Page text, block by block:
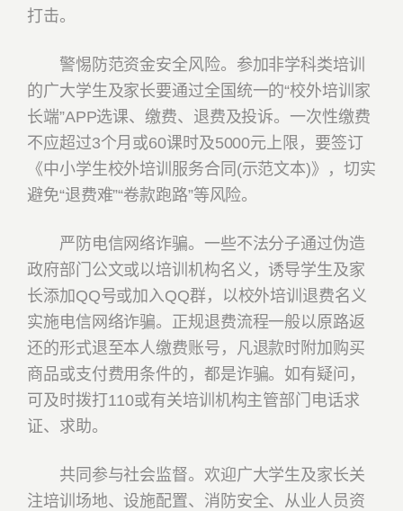
打击。
警惕防范资金安全风险。参加非学科类培训
的广大学生及家长要通过全国统一的“校外培训家
长端”APP选课、缴费、退费及投诉。一次性缴费
不应超过3个月或60课时及5000元上限，要签订
《中小学生校外培训服务合同(示范文本)》，切实
避免“退费难”“卷款跑路”等风险。
严防电信网络诈骗。一些不法分子通过伪造
政府部门公文或以培训机构名义，诱导学生及家
长添加QQ号或加入QQ群，以校外培训退费名义
实施电信网络诈骗。正规退费流程一般以原路返
还的形式退至本人缴费账号，凡退款时附加购买
商品或支付费用条件的，都是诈骗。如有疑问，
可及时拨打110或有关培训机构主管部门电话求
证、求助。
共同参与社会监督。欢迎广大学生及家长关
注培训场地、设施配置、消防安全、从业人员资